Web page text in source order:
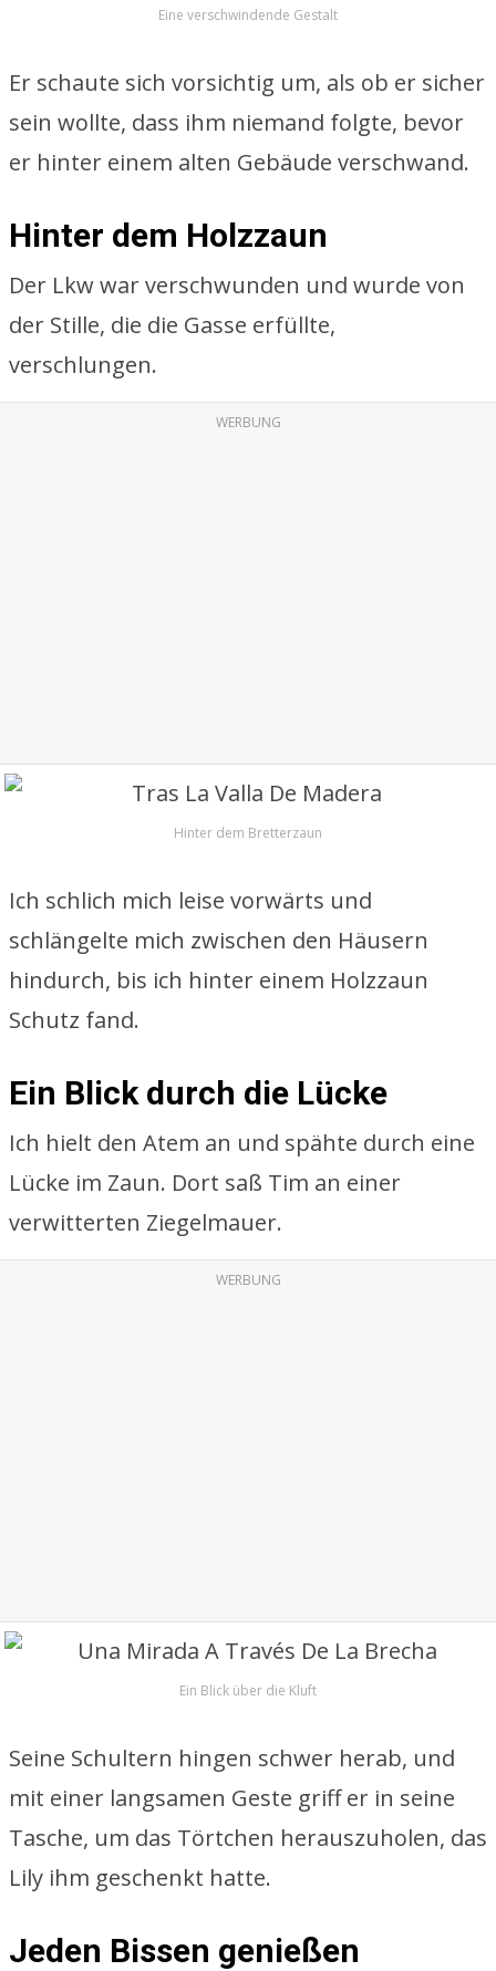
Eine verschwindende Gestalt
Er schaute sich vorsichtig um, als ob er sicher
sein wollte, dass ihm niemand folgte, bevor
er hinter einem alten Gebäude verschwand.
Hinter dem Holzzaun
Der Lkw war verschwunden und wurde von
der Stille, die die Gasse erfüllte,
verschlungen.
WERBUNG
Hinter dem Bretterzaun
Ich schlich mich leise vorwärts und
schlängelte mich zwischen den Häusern
hindurch, bis ich hinter einem Holzzaun
Schutz fand.
Ein Blick durch die Lücke
Ich hielt den Atem an und spähte durch eine
Lücke im Zaun. Dort saß Tim an einer
verwitterten Ziegelmauer.
WERBUNG
Ein Blick über die Kluft
Seine Schultern hingen schwer herab, und
mit einer langsamen Geste griff er in seine
Tasche, um das Törtchen herauszuholen, das
Lily ihm geschenkt hatte.
Jeden Bissen genießen